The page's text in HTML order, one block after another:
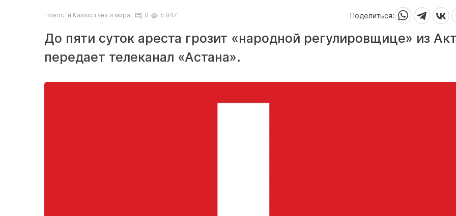
Новости Казахстана и мира 0 5 847 Поделиться:
До пяти суток ареста грозит «народной регулировщице» из
передает телеканал «Астана».